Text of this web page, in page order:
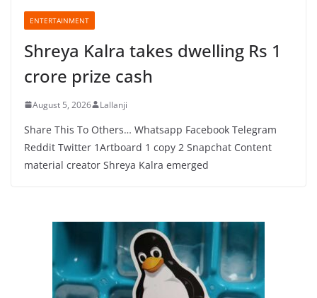
ENTERTAINMENT
Shreya Kalra takes dwelling Rs 1
crore prize cash
August 5, 2026 Lallanji
Share This To Others… Whatsapp Facebook Telegram
Reddit Twitter 1Artboard 1 copy 2 Snapchat Content
material creator Shreya Kalra emerged